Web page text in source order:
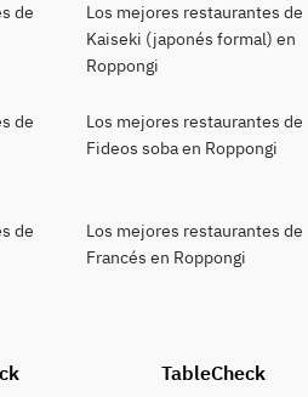
de
Los mejores restaurantes de
Kaiseki (japonés formal) en
Roppongi
de
Los mejores restaurantes de
Fideos soba en Roppongi
de
Los mejores restaurantes de
Francés en Roppongi
TableCheck